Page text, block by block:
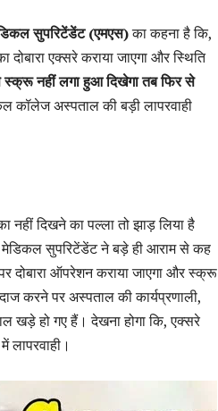
सुपरिटेंडेंट (एमएस)का कहना है कि,
एक्सरे कराया जाएगा और स्थिति
स्क्रू नहीं लगा हुआ दिखेगा तब फिर से
कॉलेज अस्पताल की बड़ी लापरवाही
नहीं दिखने का पल्ला तो झाड़ लिया है
मेडिकल सुपरिटेंडेंट ने बड़े ही आराम से कह
दोबारा ऑपरेशन कराया जाएगा और स्क्रू
करने पर अस्पताल की कार्यप्रणाली,
खड़े हो गए हैं। देखना होगा कि, एक्सरे
लापरवाही।